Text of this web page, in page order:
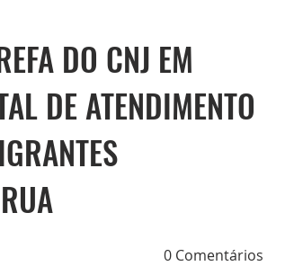
DO CNJ EM
DE ATENDIMENTO
0 Comentários